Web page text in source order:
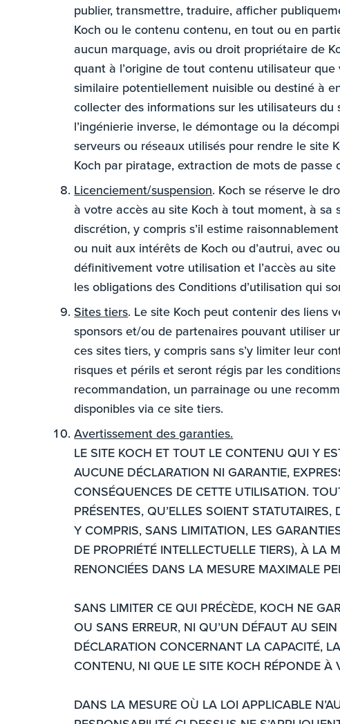
publier, transmettre, traduire, afficher
Koch ou le contenu contenu, en tout ou en
aucun marquage, avis ou droit propriétaire de
quant à l’origine de tout contenu utilisateur
similaire potentiellement nuisible ou destiné à
collecter des informations sur les utilisateurs
l’ingénierie inverse, le démontage ou la
serveurs ou réseaux utilisés pour rendre le site
Koch par piratage, extraction de mots de
Licenciement/suspension. Koch se réserve le
à votre accès au site Koch à tout moment, à sa
discrétion, y compris s’il estime
ou nuit aux intérêts de Koch ou d’autrui, avec
définitivement votre utilisation et l’accès au
les obligations des Conditions d’utilisation qui
Sites tiers. Le site Koch peut contenir des liens
sponsors et/ou de partenaires pouvant utiliser
ces sites tiers, y compris sans s’y limiter leur
risques et périls et seront régis par les
recommandation, un parrainage ou une
disponibles via ce site tiers.
Avertissement des garanties.
LE SITE KOCH ET TOUT LE CONTENU QUI Y
AUCUNE DÉCLARATION NI GARANTIE,
CONSÉQUENCES DE CETTE UTILISATION.
PRÉSENTES, QU’ELLES SOIENT
Y COMPRIS, SANS LIMITATION, LES
DE PROPRIÉTÉ INTELLECTUELLE TIERS), À
RENONCIÉES DANS LA MESURE MAXIMALE
SANS LIMITER CE QUI PRÉCÈDE, KOCH NE
OU SANS ERREUR, NI QU’UN DÉFAUT AU
DÉCLARATION CONCERNANT LA CAPACITÉ,
CONTENU, NI QUE LE SITE KOCH RÉPONDE À
DANS LA MESURE OÙ LA LOI APPLICABLE